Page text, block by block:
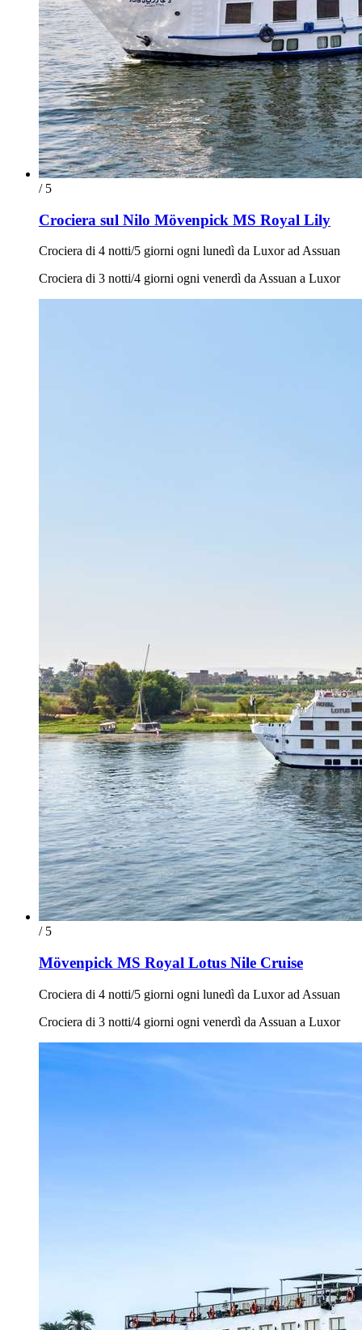
/ 5
Crociera sul Nilo Mövenpick MS Royal Lily
Crociera di 4 notti/5 giorni ogni lunedì da Luxor ad Assuan
Crociera di 3 notti/4 giorni ogni venerdì da Assuan a Luxor
/ 5
Mövenpick MS Royal Lotus Nile Cruise
Crociera di 4 notti/5 giorni ogni lunedì da Luxor ad Assuan
Crociera di 3 notti/4 giorni ogni venerdì da Assuan a Luxor